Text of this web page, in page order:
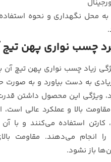
به محل نگهداری و نحوه
چسب نواری پهن
زیاد چسب نواری پهن تیچ آن
زیادی به دست بیاورد و به صورت
ویژگی این محصول داشتن
بالا و عملکرد عالی
کارتن استفاده می‌کنند و با
را انجام می‌دهند. مقاومت
باز نشود.